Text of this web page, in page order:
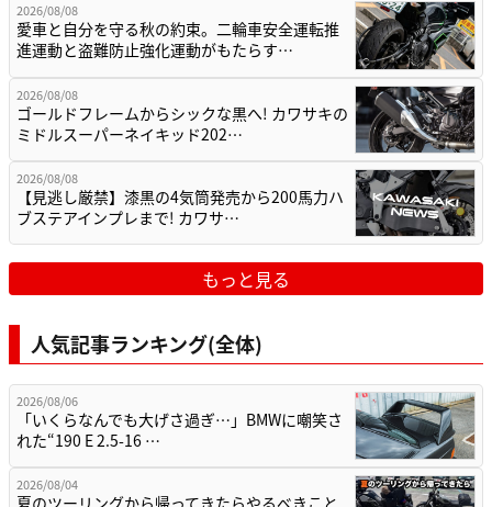
2026/08/08
愛車と自分を守る秋の約束。二輪車安全運転推
進運動と盗難防止強化運動がもたらす…
2026/08/08
ゴールドフレームからシックな黒へ! カワサキの
ミドルスーパーネイキッド202…
2026/08/08
【見逃し厳禁】漆黒の4気筒発売から200馬力ハ
ブステアインプレまで! カワサ…
もっと見る
人気記事ランキング(全体)
2026/08/06
「いくらなんでも大げさ過ぎ…」BMWに嘲笑さ
れた“190 E 2.5-16 …
2026/08/04
夏のツーリングから帰ってきたらやるべきこと